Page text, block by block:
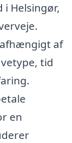
i Helsingør,
af
tid
en